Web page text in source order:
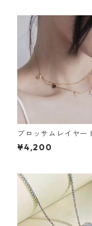
ブロッサムレイヤー
レス：666
¥4,200